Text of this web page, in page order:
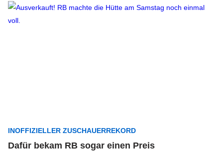
INOFFIZIELLER ZUSCHAUERREKORD
Dafür bekam RB sogar einen Preis